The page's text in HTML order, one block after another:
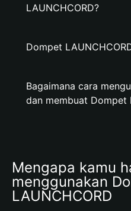
LAUNCHCORD?
Dompet
Bagaimana cara
dan membuat Dompet
Mengapa kamu
menggunakan
LAUNCHCORD